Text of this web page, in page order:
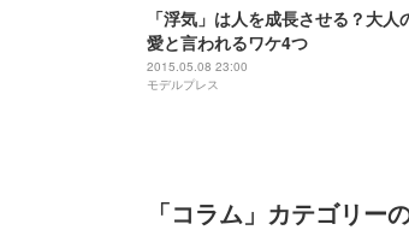
「浮気」は人を成長させる？大人
愛と言われるワケ4つ
2015.05.08 23:00
モデルプレス
「コラム」カテゴリー